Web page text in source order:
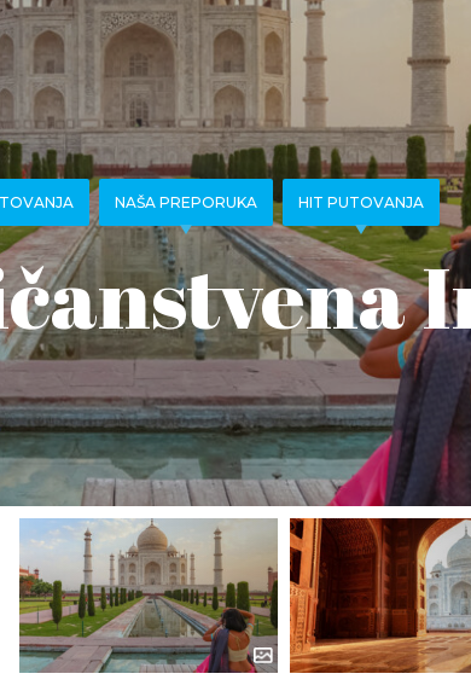
NAŠA PREPORUKA HIT PUTOVANJA